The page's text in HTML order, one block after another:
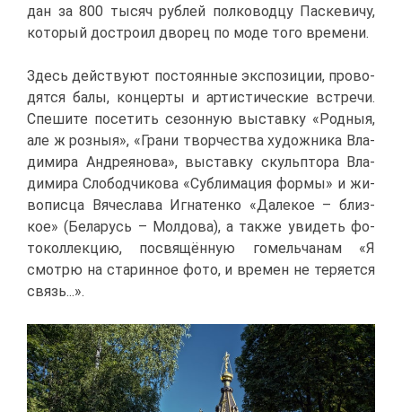
дан за 800 ты­сяч руб­лей пол­ко­вод­цу Пас­ке­ви­чу,
ко­то­рый до­стро­ил дво­рец по мо­де то­го вре­ме­ни.
Здесь дей­ству­ют по­сто­ян­ные экс­по­зи­ции, про­во­
дят­ся ба­лы, кон­цер­ты и ар­ти­сти­че­ские встре­чи.
Спе­ши­те по­се­тить се­зон­ную вы­став­ку «Род­ныя,
але ж роз­ныя», «Гра­ни твор­че­ства ху­дож­ни­ка Вла­
ди­ми­ра Ан­дре­я­но­ва», вы­став­ку скуль­пто­ра Вла­
ди­ми­ра Сло­бод­чи­ко­ва «Суб­ли­ма­ция фор­мы» и жи­
во­пис­ца Вя­че­сла­ва Иг­на­тен­ко «Да­ле­кое – близ­
кое» (Бе­ла­русь – Мол­до­ва), а та­к­же уви­деть фо­
то­кол­лек­цию, по­свя­щён­ную го­мель­ча­нам «Я
смот­рю на ста­рин­ное фо­то, и вре­мен не те­ря­ет­ся
связь...».